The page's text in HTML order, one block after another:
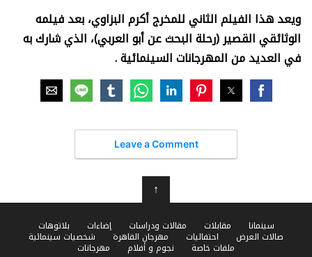
ويعد هذا الفيلم الثاني للمخرج أكرم البزاوي، بعد فيلمه
الوثائقي القصير (رحلة البحث عن أبو العربي)، الذي شارك به
في العديد من المهرجانات السينمائية.
Leave a Comment
↑
سينمانا مقابلات مقالات ودراسات إضاءات بلاتوهات
صالات العرض احتفاليات مهرجان القاهرة شخصيات سينمائية
ملفات خاصة نجوم و أفلام مهرجانات